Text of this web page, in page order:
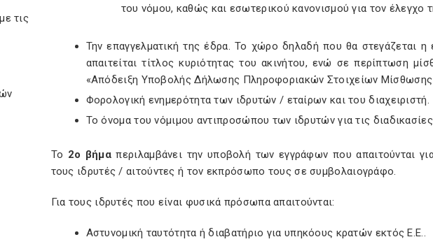
τις
του νόμου, καθώς και εσωτερικού κανονισμού για τον έλεγχο
Την επαγγελματική της έδρα. Το χώρο δηλαδή που θα στεγάζεται η
απαιτείται τίτλος κυριότητας του ακινήτου, ενώ σε περίπτωση
«Απόδειξη Υποβολής Δήλωσης Πληροφοριακών Στοιχείων Μίσθωσης
Φορολογική ενημερότητα των ιδρυτών / εταίρων και του διαχειριστή.
Το όνομα του νόμιμου αντιπροσώπου των ιδρυτών για τις
Το 2ο βήμαπεριλαμβάνει την υποβολή των εγγράφων που απαιτούνται
τους ιδρυτές / αιτούντες ή τον εκπρόσωπο τους σε συμβολαιογράφο.
Για τους ιδρυτές που είναι φυσικά πρόσωπα απαιτούνται:
Αστυνομική ταυτότητα ή διαβατήριο για υπηκόους κρατών εκτός Ε.Ε..